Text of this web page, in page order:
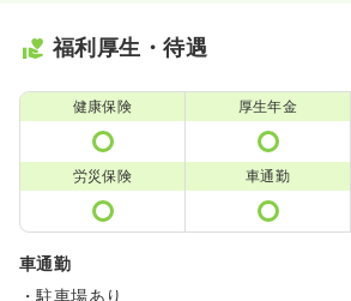
福利厚生・待遇
健康保険 厚生年金
労災保険 車通勤
車通勤
・駐車場あり